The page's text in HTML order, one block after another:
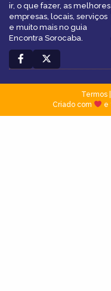
ir, o que fazer, as melhores
empresas, locais, serviços
e muito mais no guia
Encontra Sorocaba.
Termos|
Criado com
e